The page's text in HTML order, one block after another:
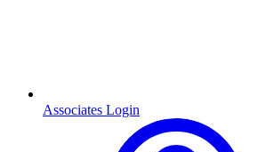
Associates Login